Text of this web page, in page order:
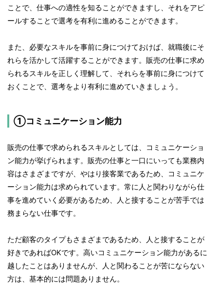
ことで、仕事への適性を知ることができますし、それをアピ
ールすることで選考を有利に進めることができます。
また、必要なスキルを事前に身につけておけば、就職後にそ
れらを活かして活躍することができます。販売の仕事に求め
られるスキルを正しく理解して、それらを事前に身につけて
おくことで、選考をより有利に進めていきましょう。
①コミュニケーション能力
販売の仕事で求められるスキルとしては、コミュニケーショ
ン能力が挙げられます。販売の仕事と一口にいっても業務内
容はさまざまですが、やはり接客業であるため、コミュニケ
ーション能力は求められています。常に人と関わりながら仕
事を進めていく必要があるため、人と接することが苦手では
務まらない仕事です。
ただ顧客のタイプもさまざまであるため、人と接することが
好きであればOKです。高いコミュニケーション能力があるに
越したことはありませんが、人と関わることが苦にならない
方は、基本的には問題ありません。